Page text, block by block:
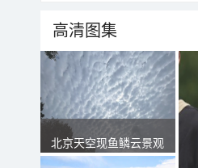
高清图集
北京天空现鱼鳞云景观